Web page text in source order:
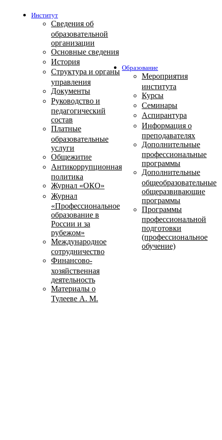
Институт
Сведения об
образовательной
организации
Основные сведения
История
Структура и органы
управления
Документы
Руководство и
педагогический
состав
Платные
образовательные
услуги
Общежитие
Антикоррупционная
политика
Журнал «ОКО»
Журнал
«Профессиональное
образование в
России и за
рубежом»
Международное
сотрудничество
Финансово-
хозяйственная
деятельность
Материалы о
Тулееве А. М.
Образование
Мероприятия
института
Курсы
Семинары
Аспирантура
Информация о
преподавателях
Дополнительные
профессиональные
программы
Дополнительные
общеобразовательные
общеразвивающие
программы
Программы
профессиональной
подготовки
(профессиональное
обучение)